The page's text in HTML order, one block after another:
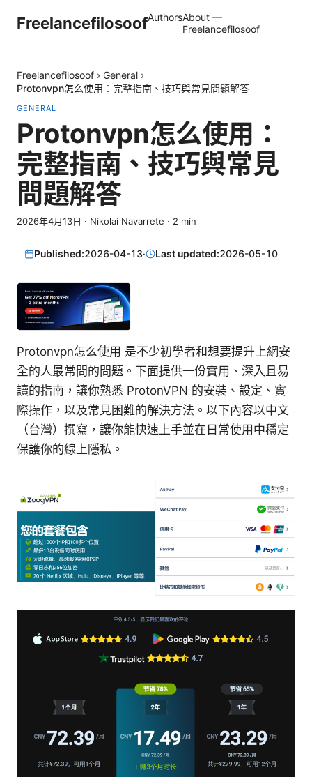
FreelancefilosoofAuthorsAbout —
Freelancefilosoof
Freelancefilosoof › General ›
Protonvpn怎么使用：完整指南、技巧與常見問題解答
GENERAL
Protonvpn怎么使用：
完整指南、技巧與常見
問題解答
2026年4月13日 · Nikolai Navarrete · 2 min
Published:2026-04-13· Last updated:2026-05-10
Protonvpn怎么使用 是不少初學者和想要提升上網安
全的人最常問的問題。下面提供一份實用、深入且易
讀的指南，讓你熟悉 ProtonVPN 的安裝、設定、實
際操作，以及常見困難的解決方法。以下內容以中文
（台灣）撰寫，讓你能快速上手並在日常使用中穩定
保護你的線上隱私。